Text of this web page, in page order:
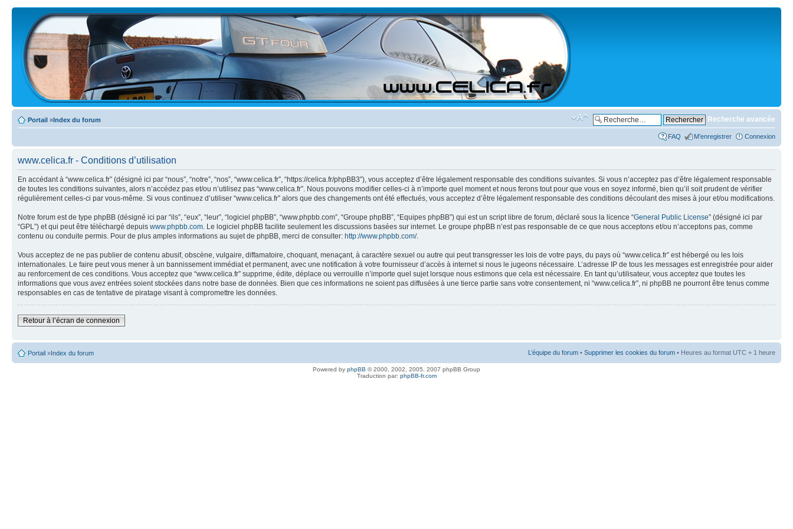
Portail »Index du forum Recherche avancée
FAQ M’enregistrer Connexion
www.celica.fr - Conditions d’utilisation
En accédant à “www.celica.fr” (désigné ici par “nous”, “notre”, “nos”, “www.celica.fr”, “https://celica.fr/phpBB3”), vous acceptez d’être légalement responsable des conditions suivantes. Si vous n’acceptez pas d’être légalement responsable
de toutes les conditions suivantes, alors n’accédez pas et/ou n’utilisez pas “www.celica.fr”. Nous pouvons modifier celles-ci à n’importe quel moment et nous ferons tout pour que vous en soyez informé, bien qu’il soit prudent de vérifier
régulièrement celles-ci par vous-même. Si vous continuez d’utiliser “www.celica.fr” alors que des changements ont été effectués, vous acceptez d’être légalement responsable des conditions découlant des mises à jour et/ou modifications.
Notre forum est de type phpBB (désigné ici par “ils”, “eux”, “leur”, “logiciel phpBB”, “www.phpbb.com”, “Groupe phpBB”, “Equipes phpBB”) qui est un script libre de forum, déclaré sous la licence “General Public License” (désigné ici par
“GPL”) et qui peut être téléchargé depuis www.phpbb.com. Le logiciel phpBB facilite seulement les discussions basées sur internet. Le groupe phpBB n’est pas responsable de ce que nous acceptons et/ou n’acceptons pas, comme
contenu ou conduite permis. Pour de plus amples informations au sujet de phpBB, merci de consulter: http://www.phpbb.com/.
Vous acceptez de ne pas publier de contenu abusif, obscène, vulgaire, diffamatoire, choquant, menaçant, à caractère sexuel ou autre qui peut transgresser les lois de votre pays, du pays où “www.celica.fr” est hébergé ou les lois
internationales. Le faire peut vous mener à un bannissement immédiat et permanent, avec une notification à votre fournisseur d’accès à internet si nous le jugeons nécessaire. L’adresse IP de tous les messages est enregistrée pour aider
au renforcement de ces conditions. Vous acceptez que “www.celica.fr” supprime, édite, déplace ou verrouille n’importe quel sujet lorsque nous estimons que cela est nécessaire. En tant qu’utilisateur, vous acceptez que toutes les
informations que vous avez entrées soient stockées dans notre base de données. Bien que ces informations ne soient pas diffusées à une tierce partie sans votre consentement, ni “www.celica.fr”, ni phpBB ne pourront être tenus comme
responsables en cas de tentative de piratage visant à compromettre les données.
Retour à l’écran de connexion
Portail »Index du forum L’équipe du forum • Supprimer les cookies du forum • Heures au format UTC + 1 heure
Powered by phpBB © 2000, 2002, 2005, 2007 phpBB Group
Traduction par: phpBB-fr.com